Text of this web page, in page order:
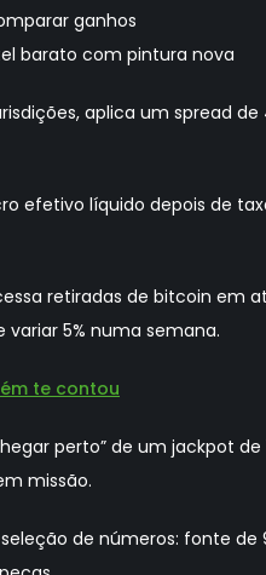
ganhos
barato com pintura nova
aplica um spread
efetivo líquido depois de
retiradas de bitcoin em
variar 5% numa semana.
te contou
perto” de um jackpot de
missão.
de números: fonte